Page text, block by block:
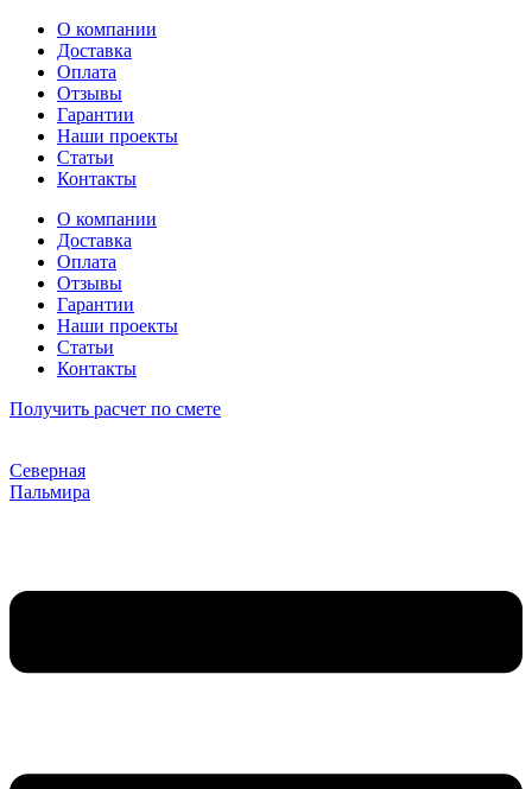
Перейти
содержимому
О компании
Доставка
Оплата
Отзывы
Гарантии
Наши проекты
Статьи
Контакты
О компании
Доставка
Оплата
Отзывы
Гарантии
Наши проекты
Статьи
Контакты
Получить расчет по смете
Северная
Пальмира